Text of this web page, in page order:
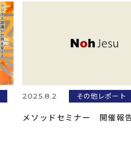
2025.8.2 その他レポート
メソッドセミナー 開催報